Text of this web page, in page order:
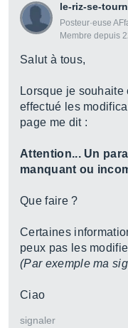
le-riz-se-
Posteur·euse
Membre depuis
Salut à tous,
Lorsque je
effectué les
page me dit :
Attention... Un
manquant ou
Que faire ?
Certaines
peux pas les
(Par exemple ma
Ciao
signaler